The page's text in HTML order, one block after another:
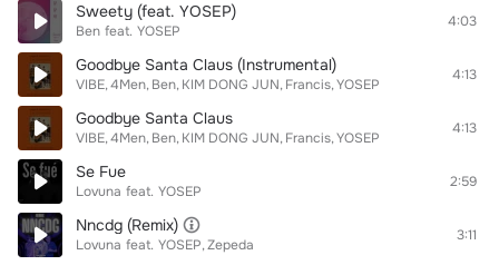
Sweety (feat. YOSEP)
Ben feat. YOSEP
4:03
Goodbye Santa Claus (Instrumental)
VIBE 4Men Ben KIM DONG JUN Francis YOSEP
4:13
Goodbye Santa Claus
VIBE 4Men Ben KIM DONG JUN Francis YOSEP
4:13
Se Fue
Lovuna feat. YOSEP
2:59
Nncdg (Remix)
Lovuna feat. YOSEP Zepeda
3:11